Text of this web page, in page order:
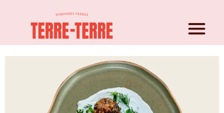
Boulettes de lentilles